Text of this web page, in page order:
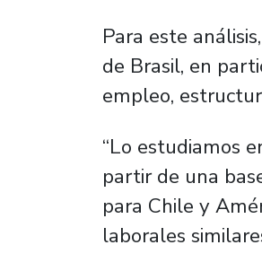
Para este
de Brasil, en
empleo,
“Lo estudiamos
partir de una
para Chile y
laborales